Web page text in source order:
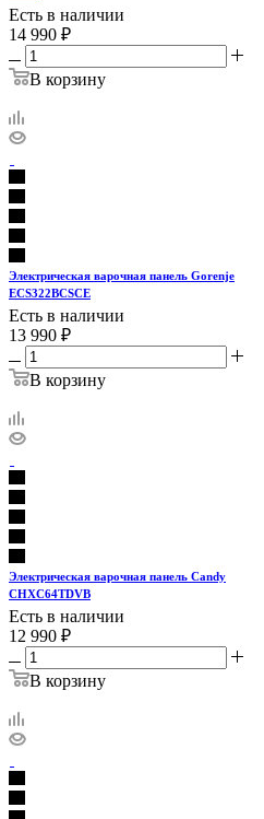
Есть в наличии
14 990 ₽
В корзину
Электрическая варочная панель Gorenje
ECS322BCSCE
Есть в наличии
13 990 ₽
В корзину
Электрическая варочная панель Candy
CHXC64TDVB
Есть в наличии
12 990 ₽
В корзину